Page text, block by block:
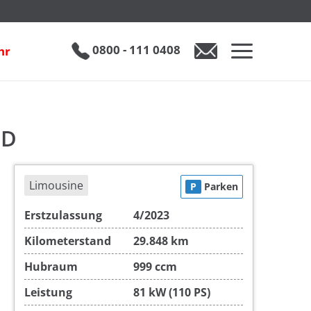
0800 - 111 0408
Limousine P Parken
Erstzulassung
4/2023
Kilometerstand
29.848 km
Hubraum
999 ccm
Leistung
81 kW (110 PS)